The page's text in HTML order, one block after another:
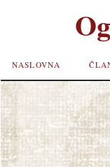
SKIP TO
CONTENT
NASLOVNA